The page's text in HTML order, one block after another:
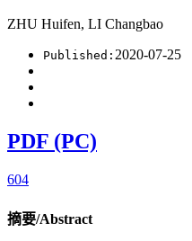
ZHU Huifen, LI Changbao
Published: 2020-07-25
PDF (PC)
604
摘要/Abstract